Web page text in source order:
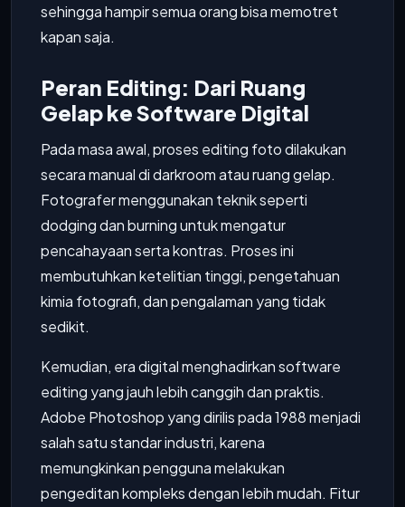
sehingga hampir semua orang bisa memotret
kapan saja.
Peran Editing: Dari Ruang
Gelap ke Software Digital
Pada masa awal, proses editing foto dilakukan
secara manual di darkroom atau ruang gelap.
Fotografer menggunakan teknik seperti
dodging dan burning untuk mengatur
pencahayaan serta kontras. Proses ini
membutuhkan ketelitian tinggi, pengetahuan
kimia fotografi, dan pengalaman yang tidak
sedikit.
Kemudian, era digital menghadirkan software
editing yang jauh lebih canggih dan praktis.
Adobe Photoshop yang dirilis pada 1988 menjadi
salah satu standar industri, karena
memungkinkan pengguna melakukan
pengeditan kompleks dengan lebih mudah. Fitur